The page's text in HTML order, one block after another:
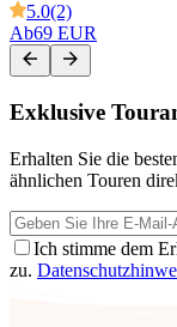
5.0(2)
Ab69 EUR
Exklusive
Erhalten Sie die
ähnlichen Touren
Ich stimme dem
zu.